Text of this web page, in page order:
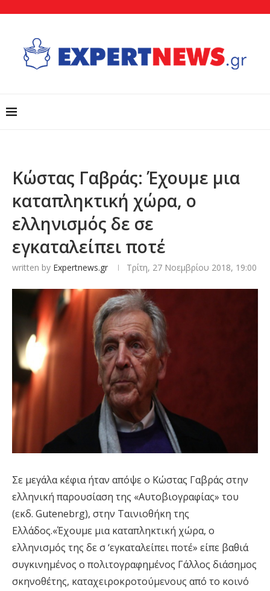
Κώστας Γαβράς: Έχουμε μια
καταπληκτική χώρα, ο
ελληνισμός δε σε
εγκαταλείπει ποτέ
written by Expertnews.gr Τρίτη, 27 Νοεμβρίου 2018, 19:00
Σε μεγάλα κέφια ήταν απόψε ο Κώστας Γαβράς στην
ελληνική παρουσίαση της «Αυτοβιογραφίας» του
(εκδ. Gutenebrg), στην Ταινιοθήκη της
Ελλάδος.«Έχουμε μια καταπληκτική χώρα, ο
ελληνισμός της δε σ ‘εγκαταλείπει ποτέ» είπε βαθιά
συγκινημένος ο πολιτογραφημένος Γάλλος διάσημος
σκηνοθέτης, καταχειροκροτούμενους από το κοινό